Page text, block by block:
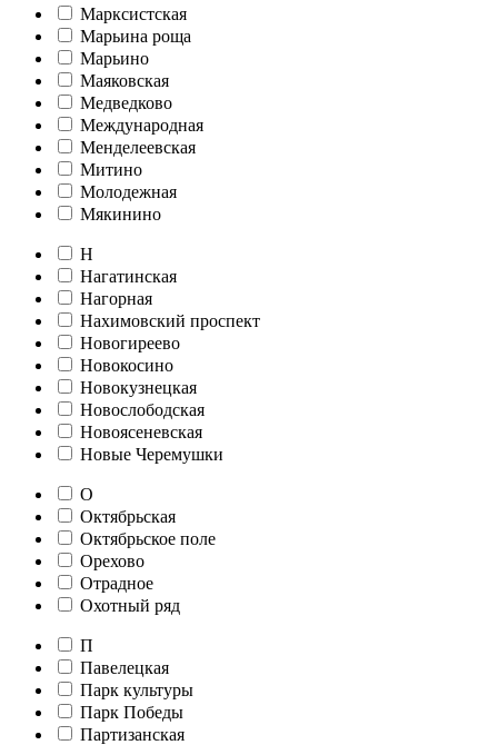
Марксистская
Марьина роща
Марьино
Маяковская
Медведково
Международная
Менделеевская
Митино
Молодежная
Мякинино
Н
Нагатинская
Нагорная
Нахимовский проспект
Новогиреево
Новокосино
Новокузнецкая
Новослободская
Новоясеневская
Новые Черемушки
О
Октябрьская
Октябрьское поле
Орехово
Отрадное
Охотный ряд
П
Павелецкая
Парк культуры
Парк Победы
Партизанская